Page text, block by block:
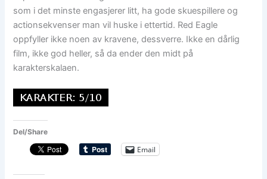
som i det minste engasjerer litt, ha gode skuespillere og
actionsekvenser man vil huske i ettertid. Red Eagle
oppfyller ikke noen av kravene, dessverre. Ikke en dårlig
film, ikke god heller, så da ender den midt på
karakterskalaen.
Del/Share
Email